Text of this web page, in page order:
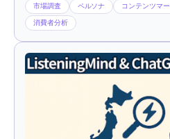
市場調査 ペルソナ コンテンツマ
消費者分析